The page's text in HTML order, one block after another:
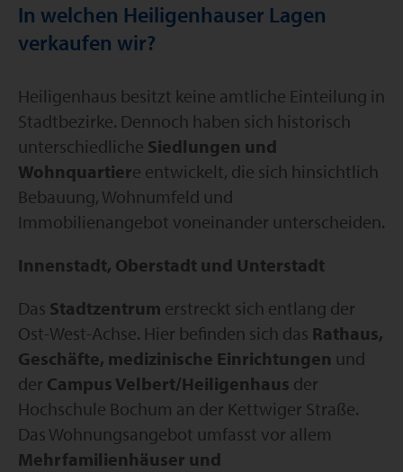
In welchen Heiligenhauser Lagen
verkaufen wir?
Heiligenhaus besitzt keine amtliche Einteilung in
Stadtbezirke. Dennoch haben sich historisch
unterschiedliche Siedlungen und
Wohnquartiere entwickelt, die sich hinsichtlich
Bebauung, Wohnumfeld und
Immobilienangebot voneinander unterscheiden.
Innenstadt, Oberstadt und Unterstadt
Das Stadtzentrum erstreckt sich entlang der
Ost-West-Achse. Hier befinden sich das Rathaus,
Geschäfte, medizinische Einrichtungen und
der Campus Velbert/Heiligenhaus der
Hochschule Bochum an der Kettwiger Straße.
Das Wohnungsangebot umfasst vor allem
Mehrfamilienhäuser und